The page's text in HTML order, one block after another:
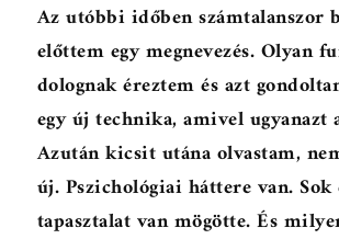
Az utóbbi időben számtalanszor
előttem egy megnevezés. Olyan
dolognak éreztem és azt
egy új technika, amivel ugyanazt
Azután kicsit utána olvastam,
új. Pszichológiai háttere van. Sok
tapasztalat van mögötte. És